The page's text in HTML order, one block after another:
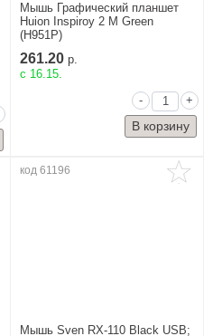
Мышь Графический планшет
Huion Inspiroy 2 M Green
(H951P)
261.20 р.
c 16.15.
-
+
код 61196
Мышь Sven RX-110 Black USB;